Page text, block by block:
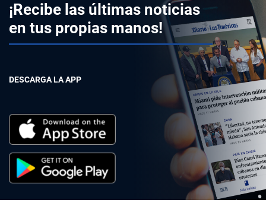
¡Recibe las últimas noticias
en tus propias manos!
DESCARGA LA APP